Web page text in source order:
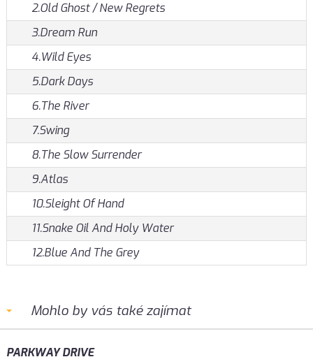
2.Old Ghost / New Regrets
3.Dream Run
4.Wild Eyes
5.Dark Days
6.The River
7.Swing
8.The Slow Surrender
9.Atlas
10.Sleight Of Hand
11.Snake Oil And Holy Water
12.Blue And The Grey
Mohlo by vás také zajímat
PARKWAY DRIVE